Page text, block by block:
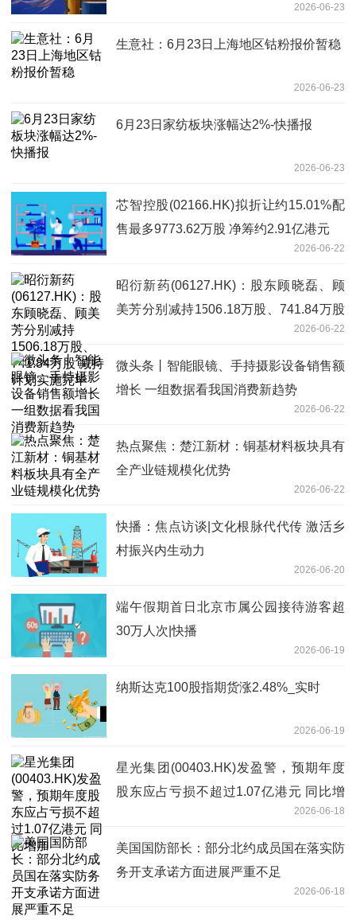
2026-06-23
生意社：6月23日上海地区钴粉报价暂稳
2026-06-23
6月23日家纺板块涨幅达2%-快播报
2026-06-23
芯智控股(02166.HK)拟折让约15.01%配
售最多9773.62万股 净筹约2.91亿港元
2026-06-22
昭衍新药(06127.HK)：股东顾晓磊、顾
美芳分别减持1506.18万股、741.84万股
2026-06-22
微头条丨智能眼镜、手持摄影设备销售额
增长 一组数据看我国消费新趋势
2026-06-22
热点聚焦：楚江新材：铜基材料板块具有
全产业链规模化优势
2026-06-22
快播：焦点访谈|文化根脉代代传 激活乡
村振兴内生动力
2026-06-20
端午假期首日北京市属公园接待游客超
30万人次|快播
2026-06-19
纳斯达克100股指期货涨2.48%_实时
2026-06-19
星光集团(00403.HK)发盈警，预期年度
股东应占亏损不超过1.07亿港元 同比增
2026-06-18
美国国防部长：部分北约成员国在落实防
务开支承诺方面进展严重不足
2026-06-18